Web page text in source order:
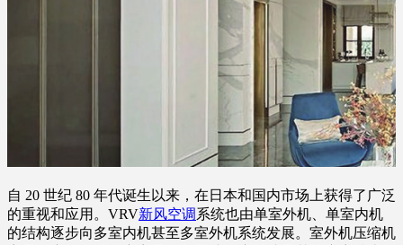
自 20 世纪 80 年代诞生以来，在日本和国内市场上获得了广泛
的重视和应用。VRV新风空调系统也由单室外机、单室内机
的结构逐步向多室内机甚至多室外机系统发展。室外机压缩机